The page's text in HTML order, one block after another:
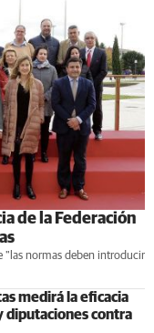
de la Federación
"las normas deben introducir
medirá la eficacia
diputaciones contra